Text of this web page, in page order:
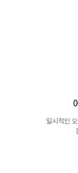
일시적인